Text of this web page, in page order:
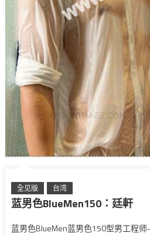
全见版 台湾
蓝男色BlueMen150：廷軒
蓝男色BlueMen蓝男色150型男工程